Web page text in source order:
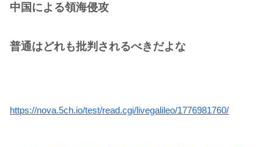
中国による領海侵攻
普通はどれも批判されるべきだよな
https://nova.5ch.io/test/read.cgi/livegalileo/1776981760/